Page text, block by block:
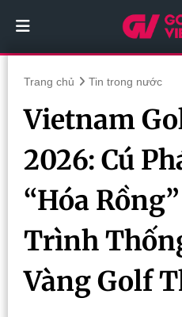
Trang chủ Tin trong nước
Vietnam
2026: Cú
“Hóa
Trình
Vàng Golf